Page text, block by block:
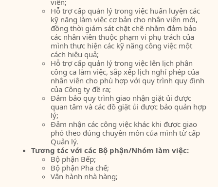
Hỗ trợ cấp quản lý trong việc huấn luyện các
kỹ năng làm việc cơ bản cho nhân viên mới,
đồng thời giám sát chặt chẽ nhằm đảm bảo
các nhân viên thuộc phạm vi phụ trách của
mình thực hiện các kỹ năng công việc một
cách hiệu quả;
Hỗ trợ cấp quản lý trong việc lên lịch phân
công ca làm việc, sắp xếp lịch nghỉ phép của
nhân viên cho phù hợp với quy trình quy định
của Công ty đề ra;
Đảm bảo quy trình giao nhận giặt ủi được
quan tâm và các đồ giặt ủi được bảo quản hợp
lý;
Đảm nhận các công việc khác khi được giao
phó theo đúng chuyên môn của mình từ cấp
Quản lý.
Tương tác với các Bộ phận/Nhóm làm việc:
Bộ phận Bếp;
Bộ phận Pha chế;
Vận hành nhà hàng;